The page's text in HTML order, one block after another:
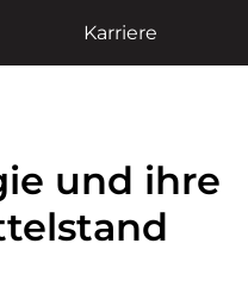
Karriere
und ihre